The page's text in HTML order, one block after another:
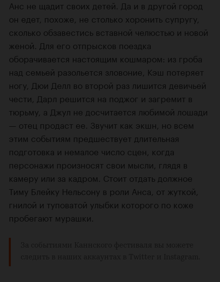
Анс не щадит своих детей. Да и в другой город
он едет, похоже, не столько хоронить супругу,
сколько обзавестись вставной челюстью и новой
женой. Для его отпрысков поездка
оборачивается настоящим кошмаром: из гроба
над семьей разольется зловоние, Кэш потеряет
ногу, Дюи Делл во второй раз лишится девичьей
чести, Дарл решится на поджог и загремит в
тюрьму, а Джул не досчитается любимой лошади
— отец продаст ее. Звучит как экшн, но всем
этим событиям предшествует длительная
подготовка и немалое число сцен, когда
персонажи произносят свои мысли, глядя в
камеру или за кадром. Стоит отдать должное
Тиму Блейку Нельсону в роли Анса, от жуткой,
гнилой и туповатой улыбки которого по коже
пробегают мурашки.